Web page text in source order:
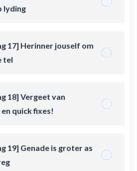
lyding
17] Herinner jouself om
tel
18] Vergeet van
quick fixes!
19] Genade is groter as